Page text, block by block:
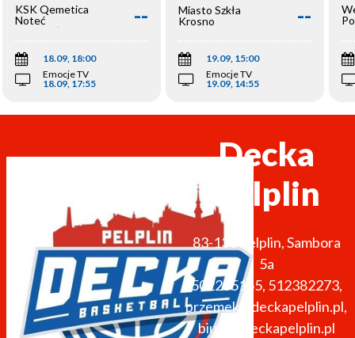
KSK Qemetica
Noteć
Inowrocław
--
18.09, 18:00
Emocje TV
18.09, 17:55
Miasto Szkła
Krosno
--
19.09, 15:00
Emocje TV
19.09, 14:55
Decka
Pelplin
83-130 Pelplin,Sambora
5a
502285165, 512382273,
przemek@deckapelplin.pl,
biuro@deckapelplin.pl